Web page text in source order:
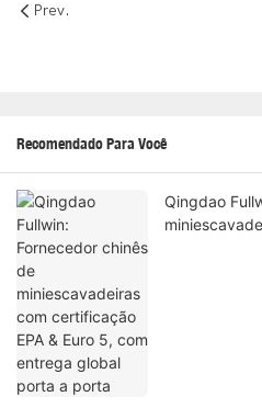
Prev.
Recomendado Para Você
Qingdao